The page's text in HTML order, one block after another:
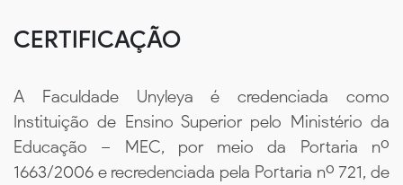
CERTIFICAÇÃO
A Faculdade Unyleya é credenciada como
Instituição de Ensino Superior pelo Ministério da
Educação – MEC, por meio da Portaria nº
1663/2006 e recredenciada pela Portaria nº 721, de